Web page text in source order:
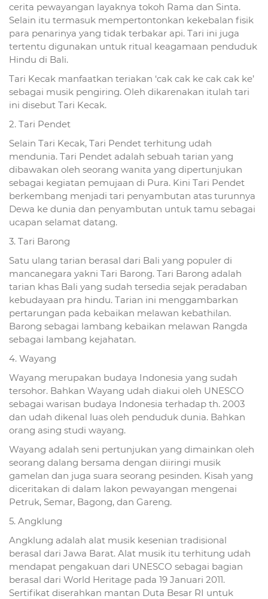
cerita pewayangan layaknya tokoh Rama dan Sinta.
Selain itu termasuk mempertontonkan kekebalan fisik
para penarinya yang tidak terbakar api. Tari ini juga
tertentu digunakan untuk ritual keagamaan penduduk
Hindu di Bali.
Tari Kecak manfaatkan teriakan ‘cak cak ke cak cak ke’
sebagai musik pengiring. Oleh dikarenakan itulah tari
ini disebut Tari Kecak.
2. Tari Pendet
Selain Tari Kecak, Tari Pendet terhitung udah
mendunia. Tari Pendet adalah sebuah tarian yang
dibawakan oleh seorang wanita yang dipertunjukan
sebagai kegiatan pemujaan di Pura. Kini Tari Pendet
berkembang menjadi tari penyambutan atas turunnya
Dewa ke dunia dan penyambutan untuk tamu sebagai
ucapan selamat datang.
3. Tari Barong
Satu ulang tarian berasal dari Bali yang populer di
mancanegara yakni Tari Barong. Tari Barong adalah
tarian khas Bali yang sudah tersedia sejak peradaban
kebudayaan pra hindu. Tarian ini menggambarkan
pertarungan pada kebaikan melawan kebathilan.
Barong sebagai lambang kebaikan melawan Rangda
sebagai lambang kejahatan.
4. Wayang
Wayang merupakan budaya Indonesia yang sudah
tersohor. Bahkan Wayang udah diakui oleh UNESCO
sebagai warisan budaya Indonesia terhadap th. 2003
dan udah dikenal luas oleh penduduk dunia. Bahkan
orang asing studi wayang.
Wayang adalah seni pertunjukan yang dimainkan oleh
seorang dalang bersama dengan diiringi musik
gamelan dan juga suara seorang pesinden. Kisah yang
diceritakan di dalam lakon pewayangan mengenai
Petruk, Semar, Bagong, dan Gareng.
5. Angklung
Angklung adalah alat musik kesenian tradisional
berasal dari Jawa Barat. Alat musik itu terhitung udah
mendapat pengakuan dari UNESCO sebagai bagian
berasal dari World Heritage pada 19 Januari 2011.
Sertifikat diserahkan mantan Duta Besar RI untuk